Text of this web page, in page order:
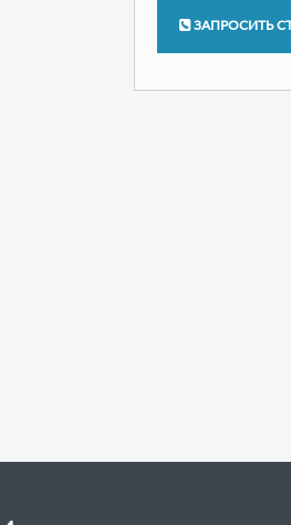
ЗАПРОСИТЬ